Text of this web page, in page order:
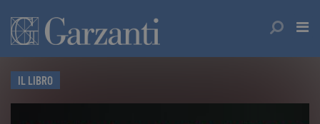
IL LIBRO